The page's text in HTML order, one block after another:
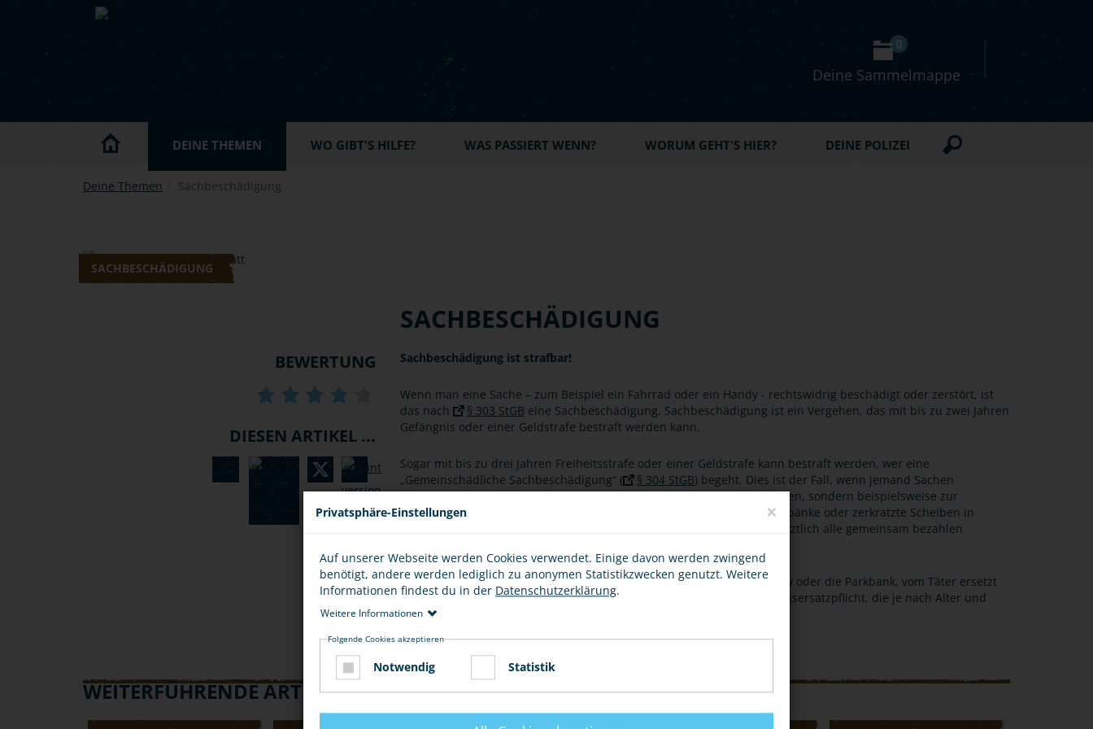
Skip to main content
Deine Sammelmappe
0
DEINE THEMEN WO GIBT'S HILFE? WAS PASSIERT WENN? WORUM GEHT'S HIER? DEINE POLIZEI
Deine Themen Sachbeschädigung
SACHBESCHÄDIGUNG
SACHBESCHÄDIGUNG
Sachbeschädigung ist strafbar!
Wenn man eine Sache – zum Beispiel ein Fahrrad oder ein Handy - rechtswidrig beschädigt oder zerstört, ist
das nach
§ 303 StGB eine Sachbeschädigung. Sachbeschädigung ist ein Vergehen, das mit bis zu zwei Jahren
Gefängnis oder einer Geldstrafe bestraft werden kann.
Sogar mit bis zu drei Jahren Freiheitsstrafe oder einer Geldstrafe kann bestraft werden, wer eine
„Gemeinschädliche Sachbeschädigung“ (
§ 304 StGB) begeht. Dies ist der Fall, wenn jemand Sachen
beschädigt oder zerstört, die nicht nur einer bestimmten Person gehören, sondern beispielsweise zur
öffentlichen Nutzung dienen. Gemeint sind damit z. B. demolierte Parkbänke oder zerkratzte Scheiben in
Zügen. Jedes Jahr entstehen dadurch Schäden in Millionenhöhe, die letztlich alle gemeinsam bezahlen
Wenn der Täter gefunden wird, muss der Schaden, also z. B. das Handy oder die Parkbank, vom Täter ersetzt
bzw. bezahlt werden. Das nennt man dann eine zivilrechtliche Schadensersatzpflicht, die je nach Alter und
Situation auch Familienangehörige treffen kann.
BEWERTUNG
DIESEN ARTIKEL ...
WEITERFÜHRENDE ARTIKEL
Privatsphäre-Einstellungen ×
Auf unserer Webseite werden Cookies verwendet. Einige davon werden zwingend
benötigt, andere werden lediglich zu anonymen Statistikzwecken genutzt. Weitere
Informationen findest du in der Datenschutzerklärung.
Weitere Informationen
Folgende Cookies akzeptieren
Notwendig Statistik